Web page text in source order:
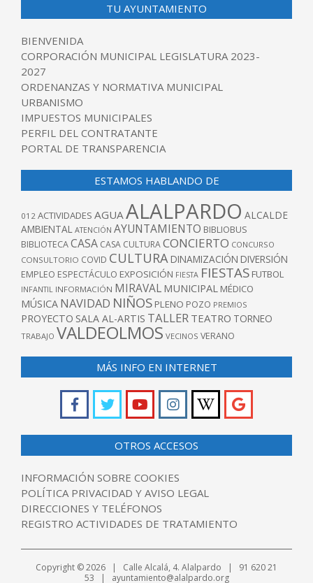
TU AYUNTAMIENTO
BIENVENIDA
CORPORACIÓN MUNICIPAL LEGISLATURA 2023-
2027
ORDENANZAS Y NORMATIVA MUNICIPAL
URBANISMO
IMPUESTOS MUNICIPALES
PERFIL DEL CONTRATANTE
PORTAL DE TRANSPARENCIA
ESTAMOS HABLANDO DE
012 ACTIVIDADES AGUA ALALPARDO ALCALDE
AMBIENTAL ATENCIÓN AYUNTAMIENTO BIBLIOBUS
BIBLIOTECACASA CASA CULTURACONCIERTO CONCURSO
CONSULTORIO COVID CULTURA DINAMIZACIÓN DIVERSIÓN
EMPLEO ESPECTÁCULO EXPOSICIÓN FIESTA FIESTAS FUTBOL
INFANTIL INFORMACIÓN MIRAVAL MUNICIPAL MÉDICO
MÚSICA NAVIDAD NIÑOS PLENO POZO PREMIOS
PROYECTO SALA AL-ARTIS TALLER TEATRO TORNEO
TRABAJO VALDEOLMOS VECINOS VERANO
MÁS INFO EN INTERNET
OTROS ACCESOS
INFORMACIÓN SOBRE COOKIES
POLÍTICA PRIVACIDAD Y AVISO LEGAL
DIRECCIONES Y TELÉFONOS
REGISTRO ACTIVIDADES DE TRATAMIENTO
Copyright © 2026 | Calle Alcalá, 4. Alalpardo | 91 620 21
53 | ayuntamiento@alalpardo.org